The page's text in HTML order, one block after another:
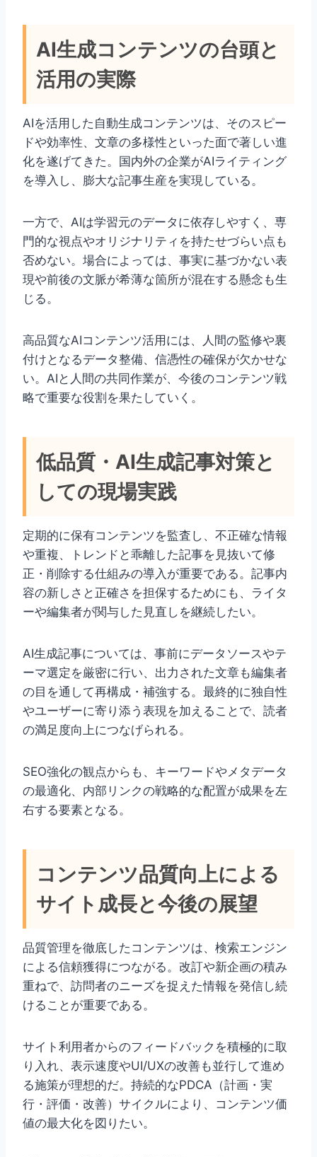
AI生成コンテンツの台頭と
活用の実際
AIを活用した自動生成コンテンツは、そのスピー
ドや効率性、文章の多様性といった面で著しい進
化を遂げてきた。国内外の企業がAIライティング
を導入し、膨大な記事生産を実現している。
一方で、AIは学習元のデータに依存しやすく、専
門的な視点やオリジナリティを持たせづらい点も
否めない。場合によっては、事実に基づかない表
現や前後の文脈が希薄な箇所が混在する懸念も生
じる。
高品質なAIコンテンツ活用には、人間の監修や裏
付けとなるデータ整備、信憑性の確保が欠かせな
い。AIと人間の共同作業が、今後のコンテンツ戦
略で重要な役割を果たしていく。
低品質・AI生成記事対策と
しての現場実践
定期的に保有コンテンツを監査し、不正確な情報
や重複、トレンドと乖離した記事を見抜いて修
正・削除する仕組みの導入が重要である。記事内
容の新しさと正確さを担保するためにも、ライタ
ーや編集者が関与した見直しを継続したい。
AI生成記事については、事前にデータソースやテ
ーマ選定を厳密に行い、出力された文章も編集者
の目を通して再構成・補強する。最終的に独自性
やユーザーに寄り添う表現を加えることで、読者
の満足度向上につなげられる。
SEO強化の観点からも、キーワードやメタデータ
の最適化、内部リンクの戦略的な配置が成果を左
右する要素となる。
コンテンツ品質向上による
サイト成長と今後の展望
品質管理を徹底したコンテンツは、検索エンジン
による信頼獲得につながる。改訂や新企画の積み
重ねで、訪問者のニーズを捉えた情報を発信し続
けることが重要である。
サイト利用者からのフィードバックを積極的に取
り入れ、表示速度やUI/UXの改善も並行して進め
る施策が理想的だ。持続的なPDCA（計画・実
行・評価・改善）サイクルにより、コンテンツ価
値の最大化を図りたい。